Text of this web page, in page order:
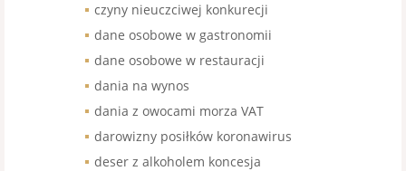
czyny nieuczciwej konkurecji
dane osobowe w gastronomii
dane osobowe w restauracji
dania na wynos
dania z owocami morza VAT
darowizny posiłków koronawirus
deser z alkoholem koncesja